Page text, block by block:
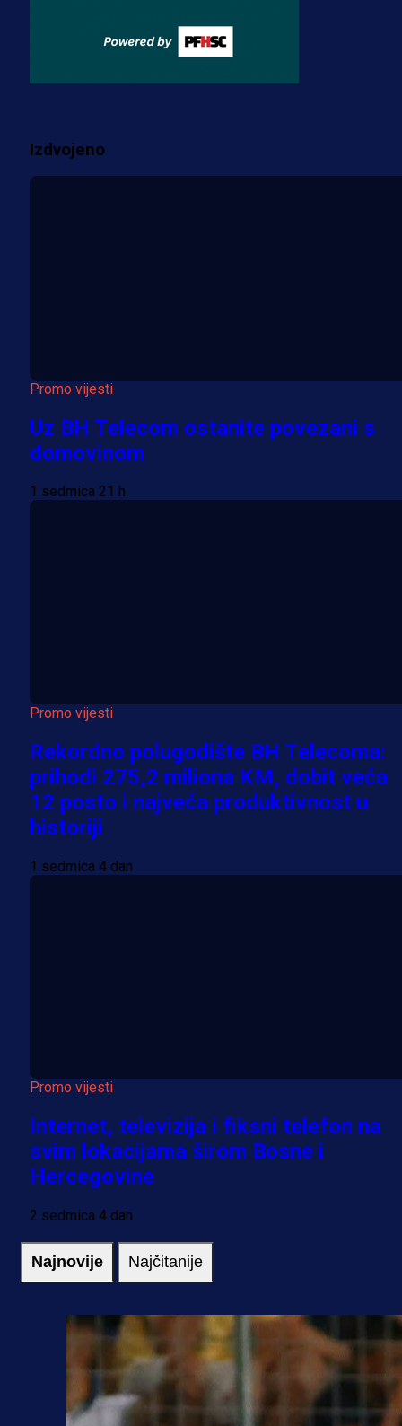
za pranje novca, pretresaju
prostorije FK Borac!
Izdvojeno
Promo vijesti
Uz BH Telecom ostanite povezani s
domovinom
1 sedmica 21 h
Promo vijesti
Rekordno polugodište BH Telecoma:
prihodi 275,2 miliona KM, dobit veća
12 posto i najveća produktivnost u
historiji
1 sedmica 4 dan
Promo vijesti
Internet, televizija i fiksni telefon na
svim lokacijama širom Bosne i
Hercegovine
2 sedmica 4 dan
Najnovije Najčitanije